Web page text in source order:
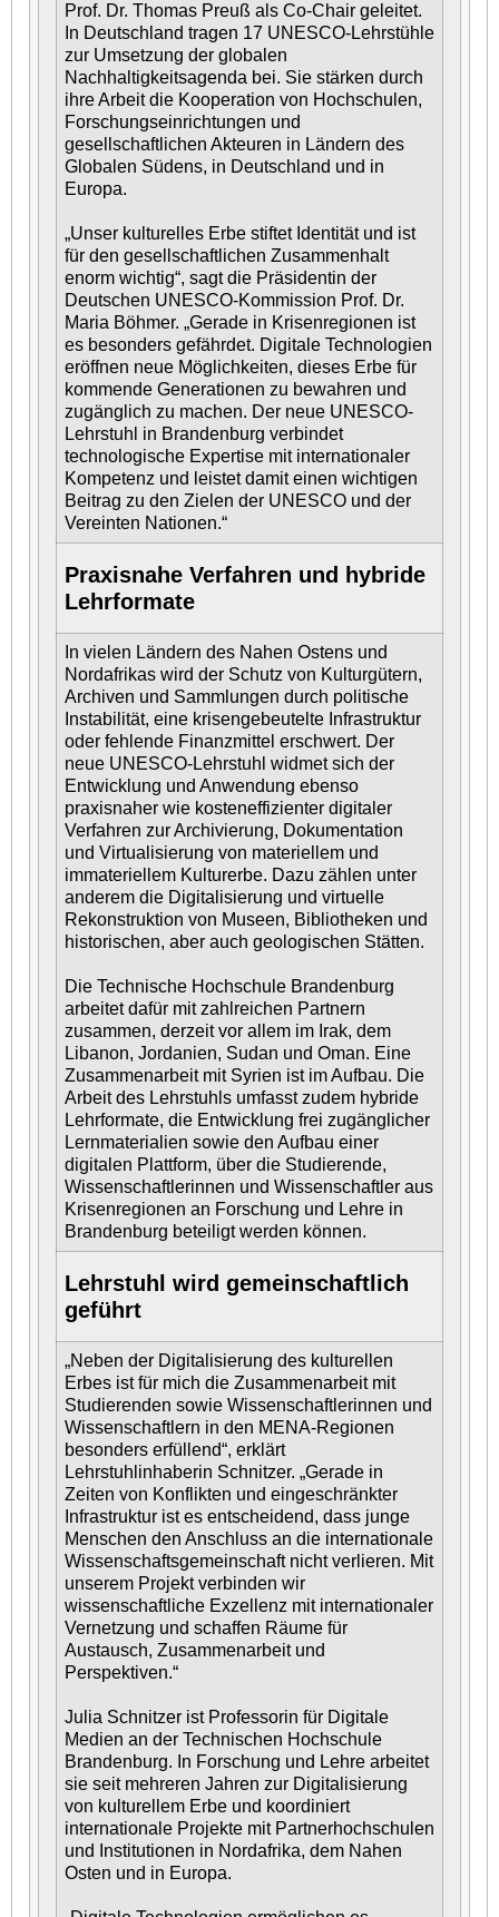
Prof. Dr. Thomas Preuß als Co-Chair geleitet.
In Deutschland tragen 17 UNESCO-Lehrstühle
zur Umsetzung der globalen
Nachhaltigkeitsagenda bei. Sie stärken durch
ihre Arbeit die Kooperation von Hochschulen,
Forschungseinrichtungen und
gesellschaftlichen Akteuren in Ländern des
Globalen Südens, in Deutschland und in
Europa.
„Unser kulturelles Erbe stiftet Identität und ist
für den gesellschaftlichen Zusammenhalt
enorm wichtig“, sagt die Präsidentin der
Deutschen UNESCO-Kommission Prof. Dr.
Maria Böhmer. „Gerade in Krisenregionen ist
es besonders gefährdet. Digitale Technologien
eröffnen neue Möglichkeiten, dieses Erbe für
kommende Generationen zu bewahren und
zugänglich zu machen. Der neue UNESCO-
Lehrstuhl in Brandenburg verbindet
technologische Expertise mit internationaler
Kompetenz und leistet damit einen wichtigen
Beitrag zu den Zielen der UNESCO und der
Vereinten Nationen.“
Praxisnahe Verfahren und hybride
Lehrformate
In vielen Ländern des Nahen Ostens und
Nordafrikas wird der Schutz von Kulturgütern,
Archiven und Sammlungen durch politische
Instabilität, eine krisengebeutelte Infrastruktur
oder fehlende Finanzmittel erschwert. Der
neue UNESCO-Lehrstuhl widmet sich der
Entwicklung und Anwendung ebenso
praxisnaher wie kosteneffizienter digitaler
Verfahren zur Archivierung, Dokumentation
und Virtualisierung von materiellem und
immateriellem Kulturerbe. Dazu zählen unter
anderem die Digitalisierung und virtuelle
Rekonstruktion von Museen, Bibliotheken und
historischen, aber auch geologischen Stätten.
Die Technische Hochschule Brandenburg
arbeitet dafür mit zahlreichen Partnern
zusammen, derzeit vor allem im Irak, dem
Libanon, Jordanien, Sudan und Oman. Eine
Zusammenarbeit mit Syrien ist im Aufbau. Die
Arbeit des Lehrstuhls umfasst zudem hybride
Lehrformate, die Entwicklung frei zugänglicher
Lernmaterialien sowie den Aufbau einer
digitalen Plattform, über die Studierende,
Wissenschaftlerinnen und Wissenschaftler aus
Krisenregionen an Forschung und Lehre in
Brandenburg beteiligt werden können.
Lehrstuhl wird gemeinschaftlich
geführt
„Neben der Digitalisierung des kulturellen
Erbes ist für mich die Zusammenarbeit mit
Studierenden sowie Wissenschaftlerinnen und
Wissenschaftlern in den MENA-Regionen
besonders erfüllend“, erklärt
Lehrstuhlinhaberin Schnitzer. „Gerade in
Zeiten von Konflikten und eingeschränkter
Infrastruktur ist es entscheidend, dass junge
Menschen den Anschluss an die internationale
Wissenschaftsgemeinschaft nicht verlieren. Mit
unserem Projekt verbinden wir
wissenschaftliche Exzellenz mit internationaler
Vernetzung und schaffen Räume für
Austausch, Zusammenarbeit und
Perspektiven.“
Julia Schnitzer ist Professorin für Digitale
Medien an der Technischen Hochschule
Brandenburg. In Forschung und Lehre arbeitet
sie seit mehreren Jahren zur Digitalisierung
von kulturellem Erbe und koordiniert
internationale Projekte mit Partnerhochschulen
und Institutionen in Nordafrika, dem Nahen
Osten und in Europa.